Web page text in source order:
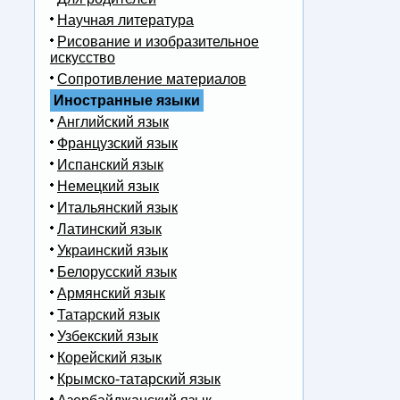
Научная литература
Рисование и изобразительное
искусство
Сопротивление материалов
Иностранные языки
Английский язык
Французский язык
Испанский язык
Немецкий язык
Итальянский язык
Латинский язык
Украинский язык
Белорусский язык
Армянский язык
Татарский язык
Узбекский язык
Корейский язык
Крымско-татарский язык